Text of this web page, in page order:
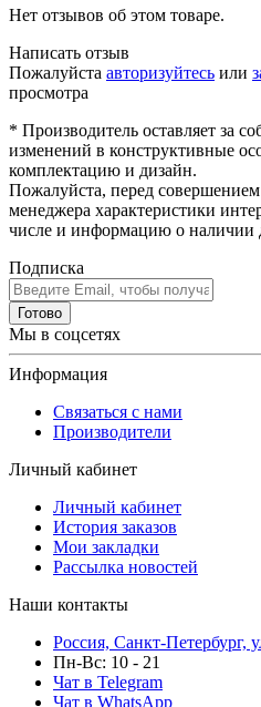
Нет отзывов об этом товаре.
Написать отзыв
Пожалуйста авторизуйтесь или
просмотра
* Производитель оставляет за
изменений в конструктивные
комплектацию и дизайн.
Пожалуйста, перед
менеджера характеристики
числе и информацию о наличии
Подписка
Готово
Мы в соцсетях
Информация
Связаться с нами
Производители
Личный кабинет
Личный кабинет
История заказов
Мои закладки
Рассылка новостей
Наши контакты
Россия, Санкт-Петербург,
Пн-Вс: 10 - 21
Чат в Telegram
Чат в WhatsApp